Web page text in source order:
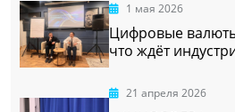
1 мая 2026
Цифровые
что ждёт
21 апреля 2026